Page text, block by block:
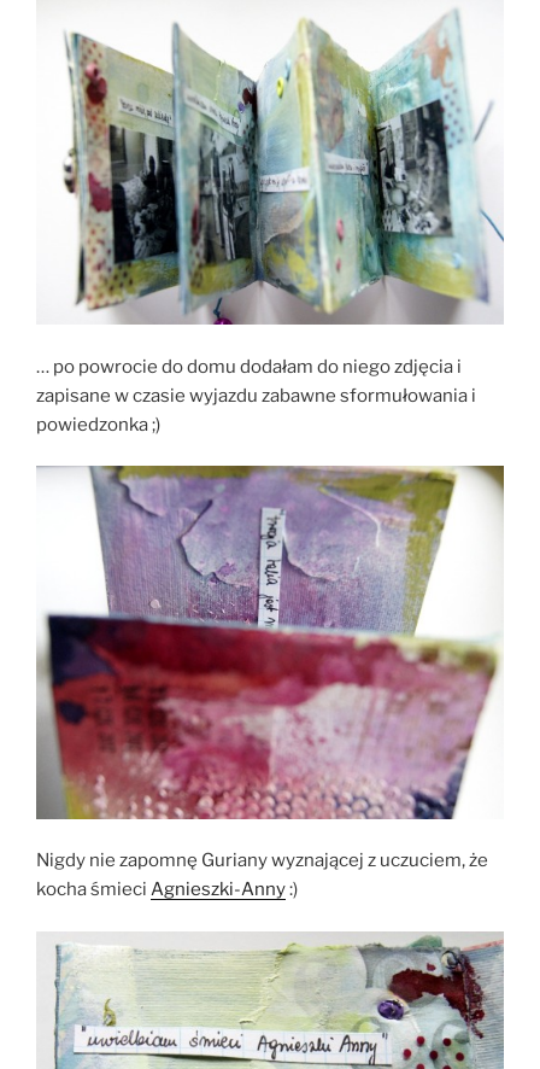
… po powrocie do domu dodałam do niego zdjęcia i
zapisane w czasie wyjazdu zabawne sformułowania i
powiedzonka ;)
Nigdy nie zapomnę Guriany wyznającej z uczuciem, że
kocha śmieci Agnieszki-Anny:)